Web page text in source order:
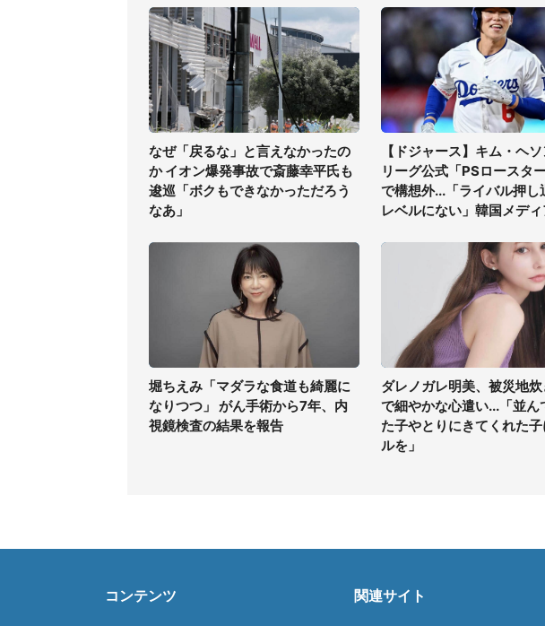
なぜ「戻るな」と言えなかったの
か イオン爆発事故で斎藤幸平氏も
逡巡「ボクもできなかっただろう
なあ」
【ドジャース】キム・ヘ
リーグ公式「PSロースタ
で構想外...「ライバル押し
レベルにない」韓国メデ
堀ちえみ「マダラな食道も綺麗に
なりつつ」 がん手術から7年、内
視鏡検査の結果を報告
ダレノガレ明美、被災地
で細やかな心遣い...「並ん
た子やとりにきてくれた
ルを」
コンテンツ 関連サイト